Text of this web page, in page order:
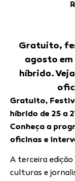
Gratuito,
agosto
híbrido.
Gratuito,
híbrido de 25 a
Conheça a
oficinas e
A terceira edição
culturas e